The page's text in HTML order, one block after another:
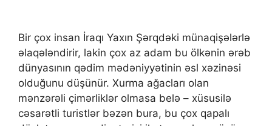
Bir çox insan İraqı Yaxın Şərqdəki münaqişələrlə
əlaqələndirir, lakin çox az adam bu ölkənin ərəb
dünyasının qədim mədəniyyətinin əsl xəzinəsi
olduğunu düşünür. Xurma ağacları olan
mənzərəli çimərliklər olmasa belə – xüsusilə
cəsarətli turistlər bəzən bura, bu çox qapalı